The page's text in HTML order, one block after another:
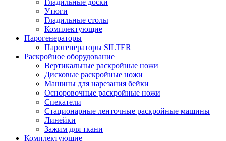
Гладильные доски
Утюги
Гладильные столы
Комплектующие
Парогенераторы
Парогенераторы SILTER
Раскройное оборудование
Вертикальные раскройные ножи
Дисковые раскройные ножи
Машины для нарезания бейки
Осноровочные раскройные ножи
Спекатели
Стационарные ленточные раскройные машины
Линейки
Зажим для ткани
Комплектующие